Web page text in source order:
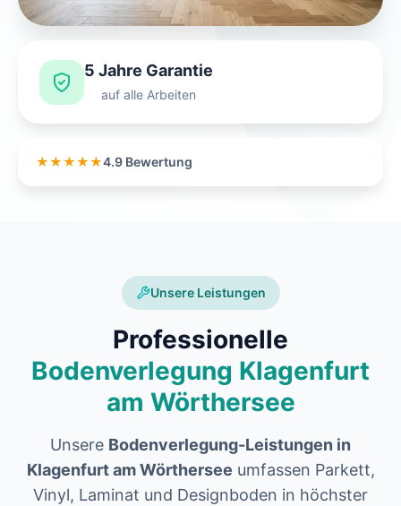
5 Jahre Garantie
auf alle Arbeiten
★★★★★4.9 Bewertung
Unsere Leistungen
Professionelle
Bodenverlegung Klagenfurt
am Wörthersee
Unsere Bodenverlegung-Leistungen in
Klagenfurt am Wörthersee umfassen Parkett,
Vinyl, Laminat und Designboden in höchster